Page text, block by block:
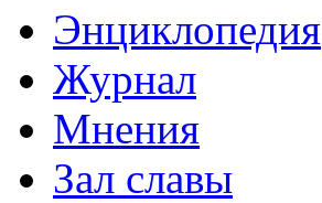
Энциклопедия
Журнал
Мнения
Зал славы